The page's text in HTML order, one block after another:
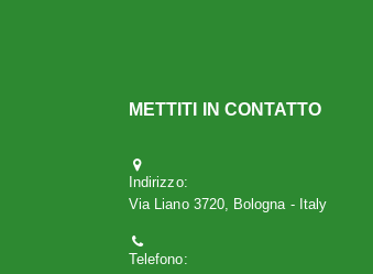
METTITI IN CONTATTO
Indirizzo:
Via Liano 3720, Bologna - Italy
Telefono: